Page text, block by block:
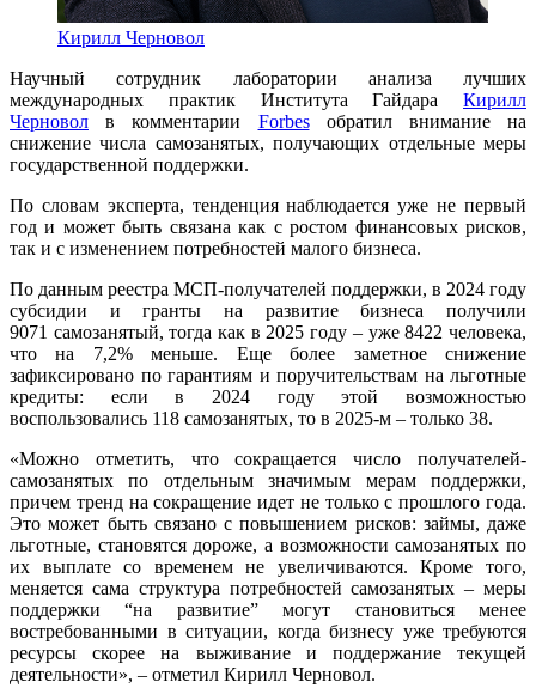
Кирилл Черновол
Научный сотрудник лаборатории анализа лучших
международных практик Института Гайдара Кирилл
Черновол в комментарии Forbesобратил внимание на
снижение числа самозанятых, получающих отдельные меры
государственной поддержки.
По словам эксперта, тенденция наблюдается уже не первый
год и может быть связана как с ростом финансовых рисков,
так и с изменением потребностей малого бизнеса.
По данным реестра МСП-получателей поддержки, в 2024 году
субсидии и гранты на развитие бизнеса получили
9071 самозанятый, тогда как в 2025 году – уже 8422 человека,
что на 7,2% меньше. Еще более заметное снижение
зафиксировано по гарантиям и поручительствам на льготные
кредиты: если в 2024 году этой возможностью
воспользовались 118 самозанятых, то в 2025‑м – только 38.
«Можно отметить, что сокращается число получателей-
самозанятых по отдельным значимым мерам поддержки,
причем тренд на сокращение идет не только с прошлого года.
Это может быть связано с повышением рисков: займы, даже
льготные, становятся дороже, а возможности самозанятых по
их выплате со временем не увеличиваются. Кроме того,
меняется сама структура потребностей самозанятых – меры
поддержки “на развитие” могут становиться менее
востребованными в ситуации, когда бизнесу уже требуются
ресурсы скорее на выживание и поддержание текущей
деятельности», – отметил Кирилл Черновол.